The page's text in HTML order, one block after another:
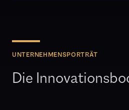
UNTERNEHMENSPORTRÄT
Die